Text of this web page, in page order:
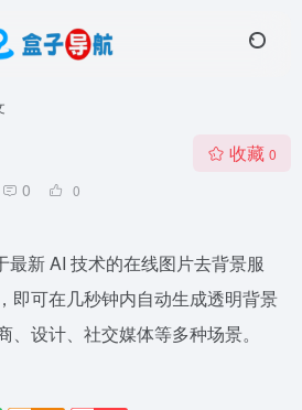
0 0
收藏 0
最新 AI 技术的在线图片去背景服
即可在几秒钟内自动生成透明背景
设计、社交媒体等多种场景。